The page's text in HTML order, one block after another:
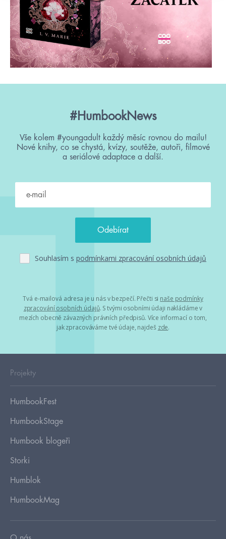
#HumbookNews
Vše kolem #youngadult každý měsíc rovnou do mailu!
Nové knihy, co se chystá, kvízy, soutěže, autoři, filmové
a seriálové adaptace a další.
Souhlasím s podmínkami zpracování osobních údajů
Tvá e-mailová adresa je u nás v bezpečí. Přečti si naše podmínky
zpracování osobních údajů. S tvými osobními údaji nakládáme v
mezích obecně závazných právních předpisů. Více informací o tom,
jak zpracováváme tvé údaje, najdeš zde.
Projekty
HumbookFest
HumbookStage
Humbook blogeři
Storki
Humblok
HumbookMag